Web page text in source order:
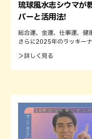
琉球風水志シウマが
バーと活用法!
総合運、金運、仕事運、健
さらに2025年のラッキーナ
＞詳しく見る